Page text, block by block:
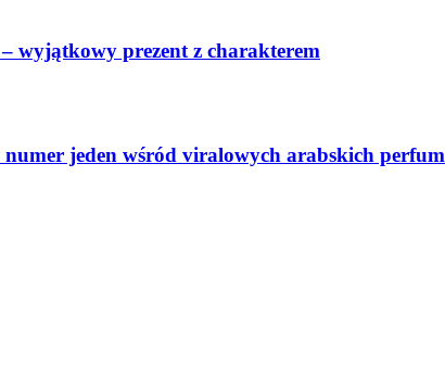
wyjątkowy prezent z charakterem
jeden wśród viralowych arabskich perfum